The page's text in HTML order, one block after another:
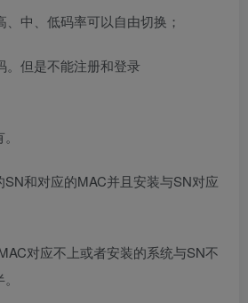
中、低码率可以自由切换；
。但是不能注册和登录
和对应的MAC并且安装与SN对应
对应不上或者安装的系统与SN不